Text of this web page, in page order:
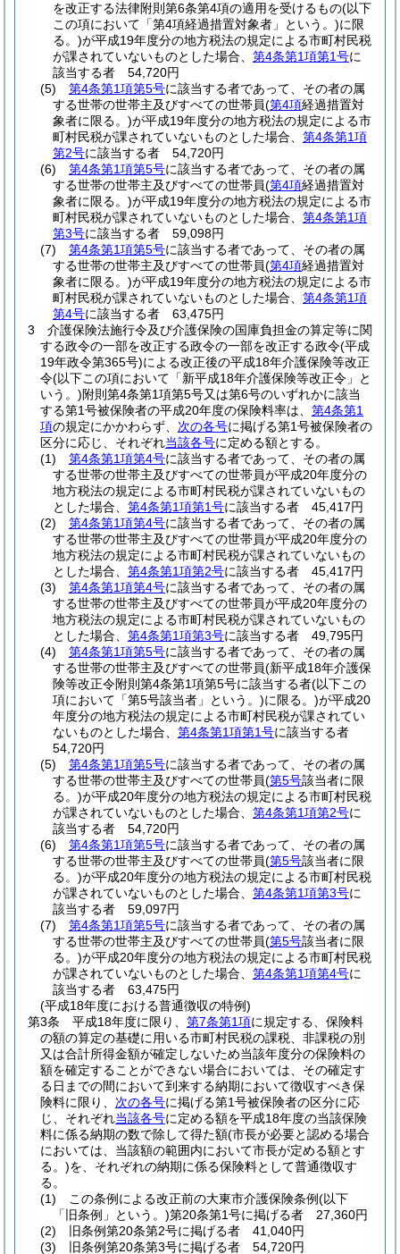
を改正する法律附則第6条第4項の適用を受けるもの(以下
この項において「第4項経過措置対象者」という。)に限
る。)が平成19年度分の地方税法の規定による市町村民税
が課されていないものとした場合、 第4条第1項第1号に
該当する者 54,720円
(5)
第4条第1項第5号に該当する者であって、その者の属
する世帯の世帯主及びすべての世帯員(第4項経過措置対
象者に限る。)が平成19年度分の地方税法の規定による市
町村民税が課されていないものとした場合、 第4条第1項
第2号に該当する者 54,720円
(6)
第4条第1項第5号に該当する者であって、その者の属
する世帯の世帯主及びすべての世帯員(第4項経過措置対
象者に限る。)が平成19年度分の地方税法の規定による市
町村民税が課されていないものとした場合、 第4条第1項
第3号に該当する者 59,098円
(7)
第4条第1項第5号に該当する者であって、その者の属
する世帯の世帯主及びすべての世帯員(第4項経過措置対
象者に限る。)が平成19年度分の地方税法の規定による市
町村民税が課されていないものとした場合、 第4条第1項
第4号に該当する者 63,475円
3
介護保険法施行令及び介護保険の国庫負担金の算定等に関
する政令の一部を改正する政令の一部を改正する政令(平成
19年政令第365号)による改正後の平成18年介護保険等改正
令(以下この項において「新平成18年介護保険等改正令」と
いう。)附則第4条第1項第5号又は第6号のいずれかに該当
する第1号被保険者の平成20年度の保険料率は、 第4条第1
項の規定にかかわらず、 次の各号に掲げる第1号被保険者の
区分に応じ、それぞれ当該各号に定める額とする。
(1)
第4条第1項第4号に該当する者であって、その者の属
する世帯の世帯主及びすべての世帯員が平成20年度分の
地方税法の規定による市町村民税が課されていないもの
とした場合、 第4条第1項第1号に該当する者 45,417円
(2)
第4条第1項第4号に該当する者であって、その者の属
する世帯の世帯主及びすべての世帯員が平成20年度分の
地方税法の規定による市町村民税が課されていないもの
とした場合、 第4条第1項第2号に該当する者 45,417円
(3)
第4条第1項第4号に該当する者であって、その者の属
する世帯の世帯主及びすべての世帯員が平成20年度分の
地方税法の規定による市町村民税が課されていないもの
とした場合、 第4条第1項第3号に該当する者 49,795円
(4)
第4条第1項第5号に該当する者であって、その者の属
する世帯の世帯主及びすべての世帯員(新平成18年介護保
険等改正令附則第4条第1項第5号に該当する者(以下この
項において「第5号該当者」という。)に限る。)が平成20
年度分の地方税法の規定による市町村民税が課されてい
ないものとした場合、 第4条第1項第1号に該当する者
54,720円
(5)
第4条第1項第5号に該当する者であって、その者の属
する世帯の世帯主及びすべての世帯員(第5号該当者に限
る。)が平成20年度分の地方税法の規定による市町村民税
が課されていないものとした場合、 第4条第1項第2号に
該当する者 54,720円
(6)
第4条第1項第5号に該当する者であって、その者の属
する世帯の世帯主及びすべての世帯員(第5号該当者に限
る。)が平成20年度分の地方税法の規定による市町村民税
が課されていないものとした場合、 第4条第1項第3号に
該当する者 59,097円
(7)
第4条第1項第5号に該当する者であって、その者の属
する世帯の世帯主及びすべての世帯員(第5号該当者に限
る。)が平成20年度分の地方税法の規定による市町村民税
が課されていないものとした場合、 第4条第1項第4号に
該当する者 63,475円
(平成18年度における普通徴収の特例)
第3条
平成18年度に限り、 第7条第1項に規定する、保険料
の額の算定の基礎に用いる市町村民税の課税、非課税の別
又は合計所得金額が確定しないため当該年度分の保険料の
額を確定することができない場合においては、その確定す
る日までの間において到来する納期において徴収すべき保
険料に限り、 次の各号に掲げる第1号被保険者の区分に応
じ、それぞれ当該各号に定める額を平成18年度の当該保険
料に係る納期の数で除して得た額(市長が必要と認める場合
においては、当該額の範囲内において市長が定める額とす
る。)を、それぞれの納期に係る保険料として普通徴収す
る。
(1)
この条例による改正前の大東市介護保険条例(以下
「旧条例」という。)第20条第1号に掲げる者 27,360円
(2)
旧条例第20条第2号に掲げる者 41,040円
(3)
旧条例第20条第3号に掲げる者 54,720円